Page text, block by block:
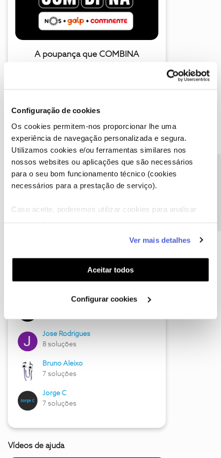
Configuração de cookies
Os cookies permitem-nos proporcionar lhe uma
experiência de navegação personalizada e segura.
Utilizamos cookies e/ou ferramentas similares nos
nossos websites ou aplicações que são necessários
para o seu bom funcionamento técnico (cookies
necessários para a prestação de serviço).
Caso aceite, poderemos utilizar cookies para analisar
funcionalidades (cookies de personalização e
funcionalidade) e adaptar anúncios aos seus interesses
(cookies de publicidade personalizada). Pode gerir a
utilização dos cookies clicando em "Configurar
Ver mais detalhes
Aceitar todos
Configurar cookies
A poupança que COMBINA
Descubra as novidades de junho
Hall of Fame de junho
Jose Rodrigues
8 soluções
Bruno Aleixo
7 soluções
Jorge C
7 soluções
Vídeos de ajuda